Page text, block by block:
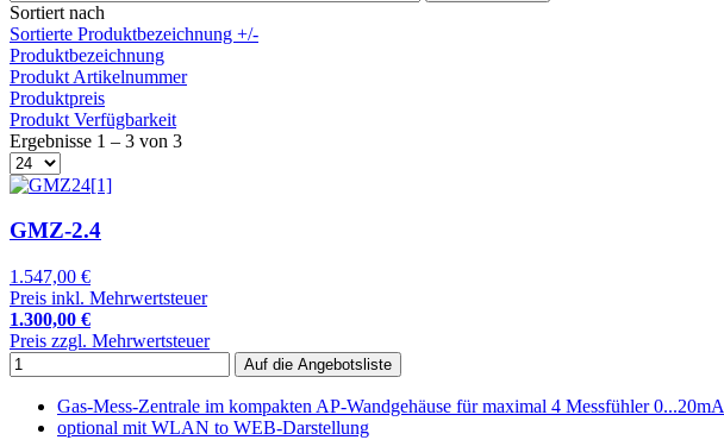
Sortiert nach
Sortierte Produktbezeichnung +/-
Produktbezeichnung
Produkt Artikelnummer
Produktpreis
Produkt Verfügbarkeit
Ergebnisse 1 – 3 von 3
GMZ-2.4
1.547,00 €
Preis inkl. Mehrwertsteuer
1.300,00 €
Preis zzgl. Mehrwertsteuer
Gas-Mess-Zentrale im kompakten AP-Wandgehäuse für maximal 4 Messfühler 0...20mA
optional mit WLAN to WEB-Darstellung